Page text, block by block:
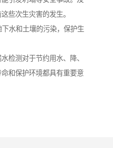
些次生灾害的发生。
水和土壤的污染，保护生
检测对于节约用水、降、
和保护环境都具有重要意